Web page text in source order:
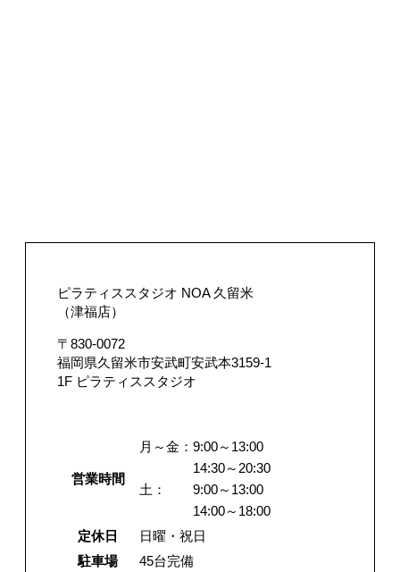
ピラティススタジオ NOA 久留米
（津福店）
〒830-0072
福岡県久留米市安武町安武本3159-1
1F ピラティススタジオ
営業時間
月～金： 9:00～13:00
14:30～20:30
土：
9:00～13:00
14:00～18:00
定休日
日曜・祝日
駐車場
45台完備